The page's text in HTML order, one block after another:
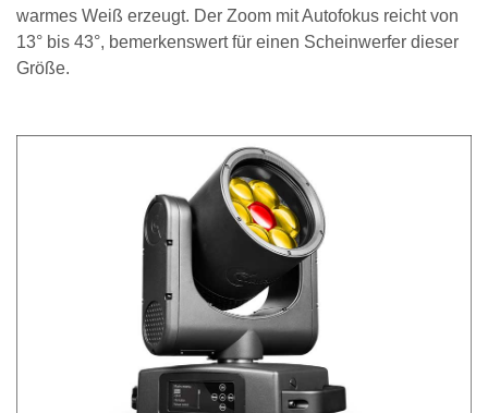
warmes Weiß erzeugt. Der Zoom mit Autofokus reicht von
13° bis 43°, bemerkenswert für einen Scheinwerfer dieser
Größe.